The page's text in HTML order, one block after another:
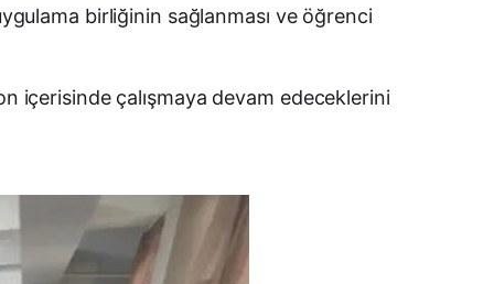
birliğinin sağlanması ve öğrenci
içerisinde çalışmaya devam edeceklerini